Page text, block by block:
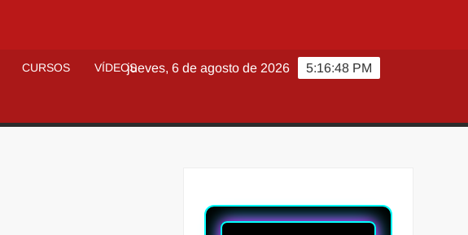
CURSOS VÍDEOS 5:16:49 PM
jueves, 6 de agosto de 2026